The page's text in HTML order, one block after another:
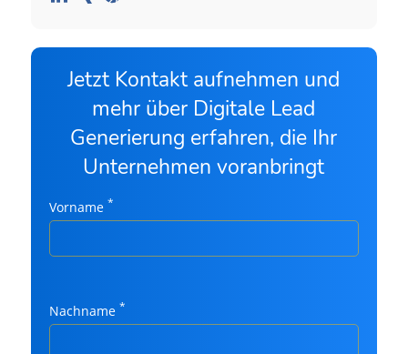
Jetzt Kontakt aufnehmen und
mehr über Digitale Lead
Generierung erfahren, die Ihr
Unternehmen voranbringt
Vorname *
Nachname *